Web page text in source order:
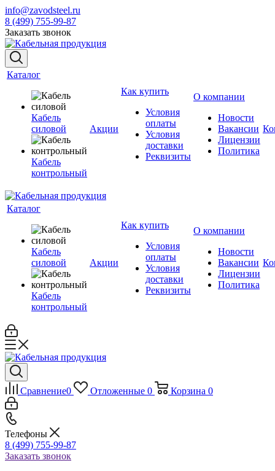
info@zavodsteel.ru
8 (499) 755-99-87
Заказать звонок
Каталог
Кабель
силовой
Кабель
контрольный
Акции
Как купить
Условия
оплаты
Условия
доставки
Реквизиты
О компании
Новости
Вакансии
Лицензии
Политика
Каталог
Кабель
силовой
Кабель
контрольный
Акции
Как купить
Условия
оплаты
Условия
доставки
Реквизиты
О компании
Новости
Вакансии
Лицензии
Политика
Сравнение0 Отложенные 0 Корзина 0
Телефоны
8 (499) 755-99-87
Заказать звонок